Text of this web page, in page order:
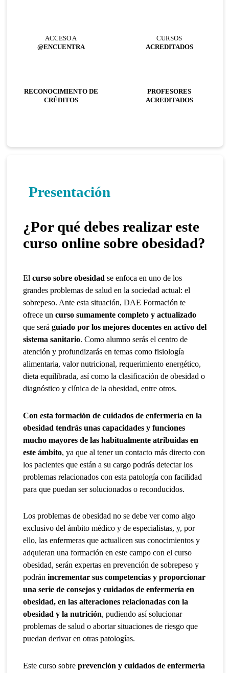
ACCESO A
@ENCUENTRA
CURSOS
ACREDITADOS
RECONOCIMIENTO DE
CRÉDITOS
PROFESORES
ACREDITADOS
Presentación
¿Por qué debes realizar este
curso online sobre obesidad?
Elcurso sobre obesidad se enfoca en uno de los
grandes problemas de salud en la sociedad actual: el
sobrepeso. Ante esta situación, DAE Formación te
ofrece uncurso sumamente completo y actualizado
queseráguiado por los mejores docentes en activo del
sistema sanitario. Como alumno serás el centro de
atención y profundizarás en temas comofisiología
alimentaria, valor nutricional, requerimiento energético,
dieta equilibrada, así como la clasificación de obesidad o
diagnóstico y clínica de la obesidad,entre otros.
Con esta formación de cuidados de enfermería en la
obesidad tendrás unas capacidades y funciones
mucho mayores de las habitualmente atribuidas en
este ámbito, ya que al tener un contacto más directo con
los pacientes que están a su cargo podrás detectar los
problemas relacionados con esta patología con facilidad
para que puedan ser solucionados o reconducidos.
Los problemas de obesidad no se debe ver como algo
exclusivo del ámbito médico y de especialistas, y, por
ello, las enfermeras que actualicen sus conocimientos y
adquieran una formación en este campo con el curso
obesidad, serán expertas en prevención de sobrepeso y
podrán incrementar sus competencias y proporcionar
una serie de consejos y cuidados de enfermería en
obesidad, en las alteraciones relacionadas con la
obesidad y la nutrición, pudiendo así solucionar
problemas de salud o abortar situaciones de riesgo que
puedan derivar en otras patologías.
Este curso sobreprevención y cuidados de enfermería